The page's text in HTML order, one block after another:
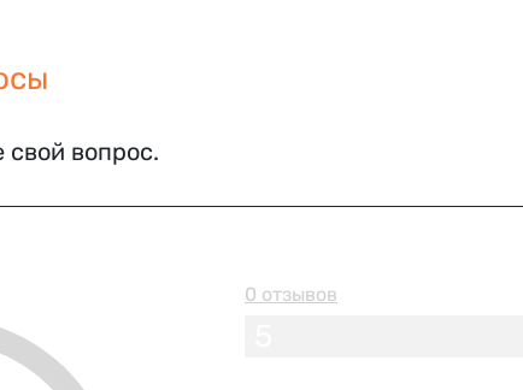
свой вопрос.
0 отзывов